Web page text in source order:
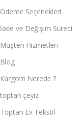
Ödeme Seçenekleri
İade ve Değişim Süreci
Müşteri Hizmetleri
Blog
Kargom Nerede ?
toptan çeyiz
Toptan Ev Tekstil